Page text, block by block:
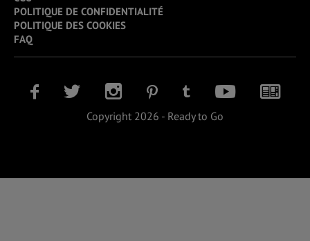
POLITIQUE DE CONFIDENTIALITÉ
POLITIQUE DES COOKIES
FAQ
Copyright 2026 - Ready to Go